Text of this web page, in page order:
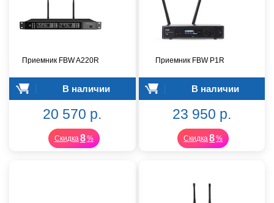
Приемник FBW A220R
В наличии
20 570 р.
Скидка 8%
Приемник FBW P1R
В наличии
23 950 р.
Скидка 8%